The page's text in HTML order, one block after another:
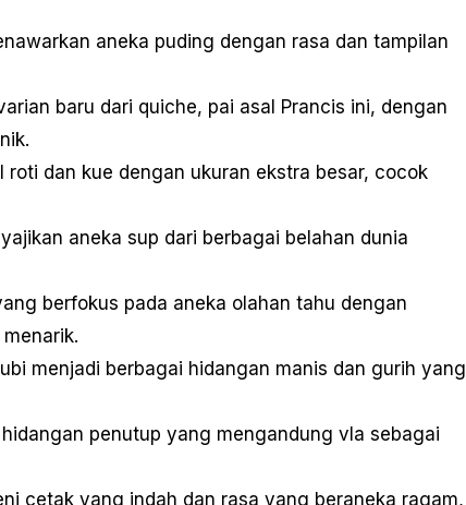
aneka puding dengan rasa dan tampilan
baru dari quiche, pai asal Prancis ini, dengan
roti dan kue dengan ukuran ekstra besar, cocok
aneka sup dari berbagai belahan dunia
berfokus pada aneka olahan tahu dengan
menjadi berbagai hidangan manis dan gurih yang
penutup yang mengandung vla sebagai
cetak yang indah dan rasa yang beraneka ragam,